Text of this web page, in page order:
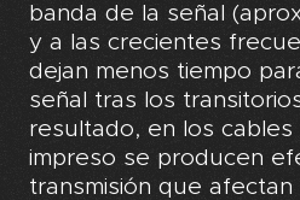
banda de la señal
y a las crecientes
dejan menos tiempo
señal tras los
resultado, en los
impreso se producen
transmisión que